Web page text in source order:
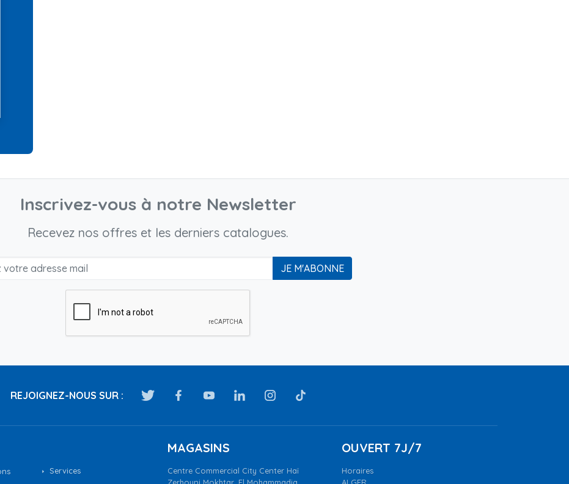
Inscrivez-vous à notre Newsletter
Recevez nos offres et les derniers catalogues.
JE M'ABONNE
REJOIGNEZ-NOUS SUR :
Services
MAGASINS
Centre Commercial City Center Haï
OUVERT 7J/7
Horaires